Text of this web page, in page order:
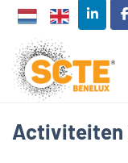
Activiteiten